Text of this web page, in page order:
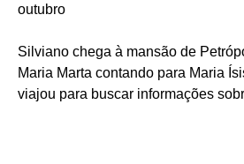
outubro
Silviano chega à mansão de
Maria Marta contando para Maria
viajou para buscar informações